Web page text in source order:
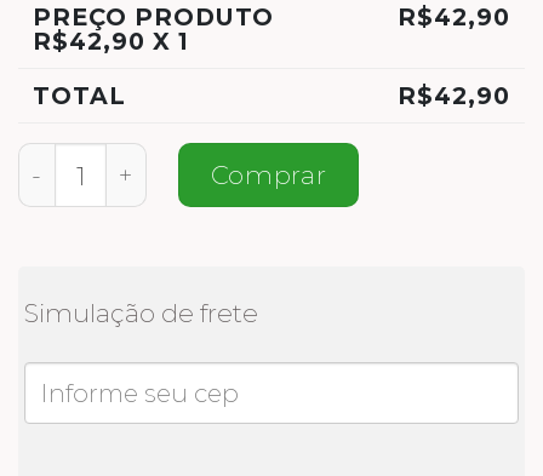
PREÇO PRODUTO
R$42,90 X 1
R$42,90
TOTAL R$42,90
Meia Personalizada St. Patrick's Day
Comprar
Simulação de frete